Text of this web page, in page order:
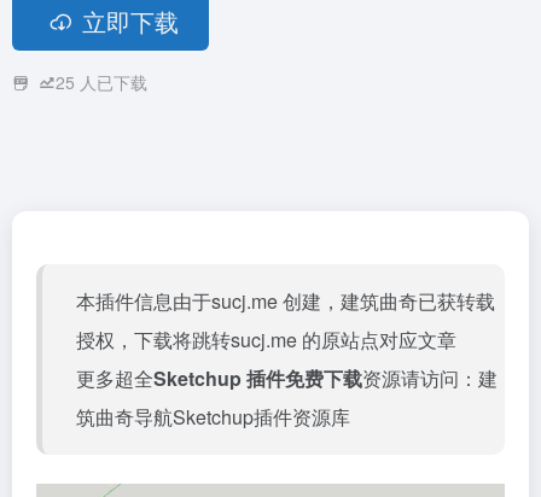
立即下载
25 人已下载
本插件信息由于sucj.me 创建，建筑曲奇已获转载
授权，下载将跳转sucj.me 的原站点对应文章
更多超全Sketchup 插件免费下载资源请访问： 建
筑曲奇导航Sketchup插件资源库